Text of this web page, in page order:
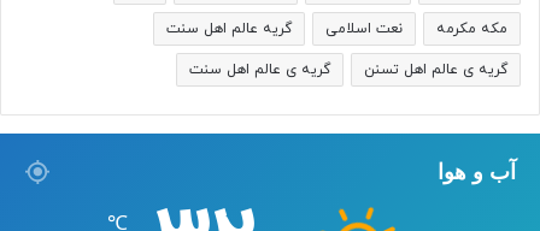
مکه مکرمه نعت اسلامی گریه عالم اهل سنت
گریه ی عالم اهل تسنن گریه ی عالم اهل سنت
آب و هوا
℃